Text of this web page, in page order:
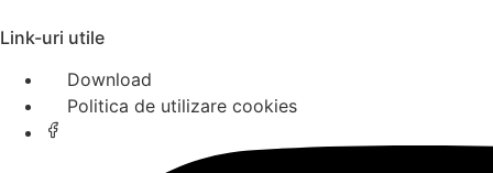
Link-uri utile
Download
Politica de utilizare cookies